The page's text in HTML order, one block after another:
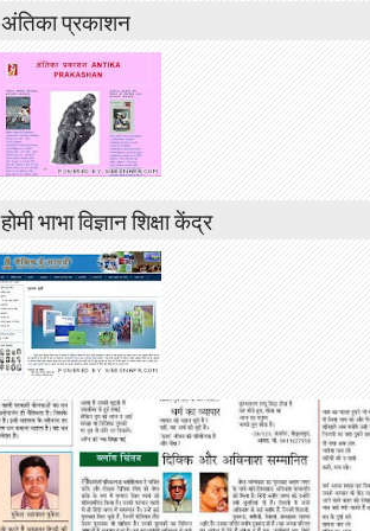
अंतिका प्रकाशन
होमी भाभा विज्ञान शिक्षा केंद्र